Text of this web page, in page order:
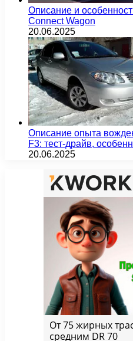
Описание и
Connect Wagon
20.06.2025
Описание опыта
F3: тест-драйв,
20.06.2025